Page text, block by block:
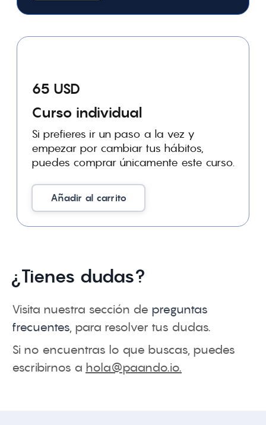
65 USD
Curso individual
Si prefieres ir un paso a la vez y
empezar por cambiar tus hábitos,
puedes comprar únicamente este curso.
Añadir al carrito
¿Tienes dudas?
Visita nuestra sección de preguntas
frecuentes, para resolver tus dudas.
Si no encuentras lo que buscas, puedes
escribirnos a hola@paando.io.